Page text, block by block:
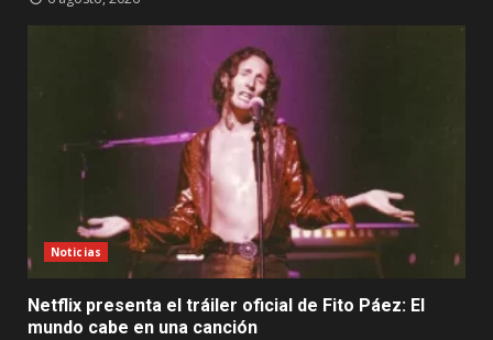
Noticias
Netflix presenta el tráiler oficial de Fito Páez: El
mundo cabe en una canción